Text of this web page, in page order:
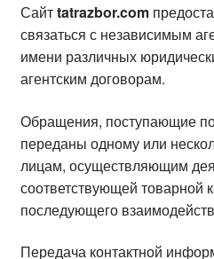
Сайтtatrazbor.com
связаться с независимым
имени различных
агентским договорам.
Обращения, поступающие
переданы одному или
лицам, осуществляющим
соответствующей товарной
последующего
Передача контактной